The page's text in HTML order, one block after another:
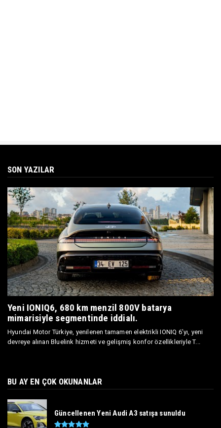
SON YAZILAR
Yeni IONIQ6, 680 km menzil 800V batarya
mimarisiyle segmentinde iddialı.
Hyundai Motor Türkiye, yenilenen tamamen elektrikli IONIQ 6’yı, yeni
devreye alınan Bluelink hizmeti ve gelişmiş konfor özellikleriyle T...
BU AY EN ÇOK OKUNANLAR
Güncellenen Yeni Audi A3 satışa sunuldu